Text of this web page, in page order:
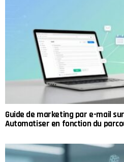
Guide de marketing par e-mail
Automatiser en fonction du